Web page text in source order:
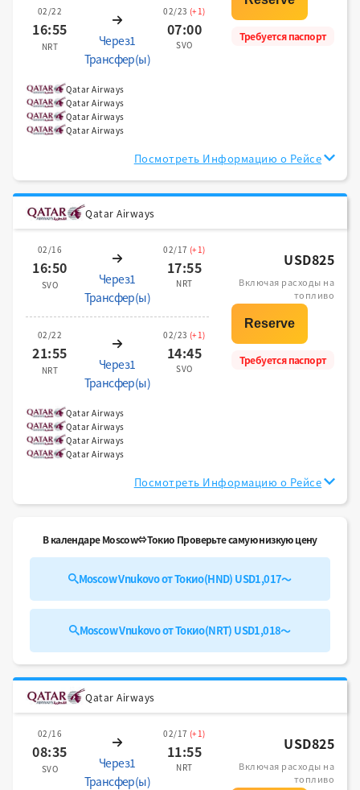
02/22
16:55
NRT
Через1
Трансфер(ы)
02/23 (+1)
07:00
SVO
Требуется паспорт
Qatar Airways
Qatar Airways
Qatar Airways
Qatar Airways
Посмотреть Информацию о Рейсе
Qatar Airways
02/16
16:50
SVO
Через1
Трансфер(ы)
02/17 (+1)
17:55
NRT
02/22
21:55
NRT
Через1
Трансфер(ы)
02/23 (+1)
14:45
SVO
USD825
Включая расходы на
топливо
Требуется паспорт
Qatar Airways
Qatar Airways
Qatar Airways
Qatar Airways
Посмотреть Информацию о Рейсе
В календаре Moscow⇔Токио Проверьте самую низкую цену
Moscow Vnukovo от Токио(HND) USD1,017～
Moscow Vnukovo от Токио(NRT) USD1,018～
Qatar Airways
02/16
08:35
SVO
Через1
Трансфер(ы)
02/17 (+1)
11:55
NRT
USD825
Включая расходы на
топливо